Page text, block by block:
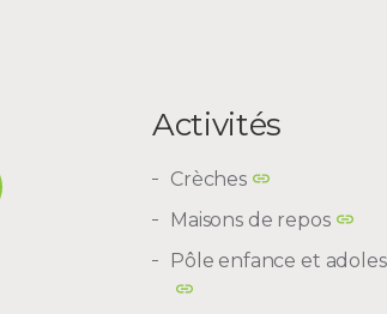
Activités
Crèches
Maisons de repos
Pôle enfance et